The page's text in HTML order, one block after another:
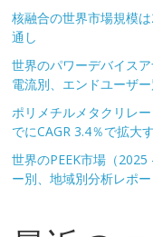
核融合の世界市場規模
通し
世界のパワーデバイス
電流別、エンドユーザ
ポリメチルメタクリレ
でにCAGR 3.4％で拡大
世界のPEEK市場（
ー別、地域別分析レポー